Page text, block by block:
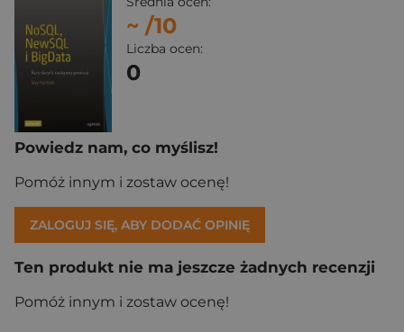
~ /10
Liczba ocen:
0
Powiedz nam, co myślisz!
Pomóż innym i zostaw ocenę!
ZALOGUJ SIĘ, ABY DODAĆ OPINIĘ
Ten produkt nie ma jeszcze żadnych recenzji
Pomóż innym i zostaw ocenę!